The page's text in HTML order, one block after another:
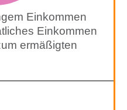
Einkommen
Einkommen
ermäßigten